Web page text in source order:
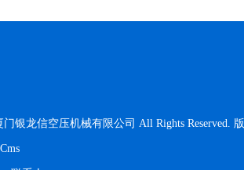
门银龙信空压机械有限公司 All Rights Reserved. 版